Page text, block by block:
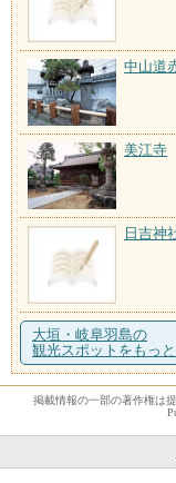
中山道
美江寺
日吉神
大垣・岐阜羽島の
観光スポットをもっ
掲載情報の一部の著作権は